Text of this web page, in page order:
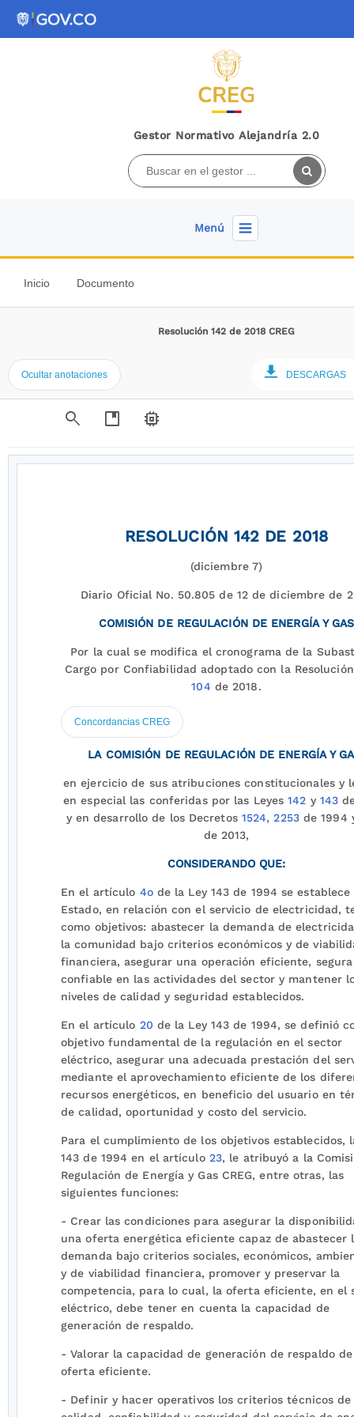
Gestor Normativo Alejandría 2.0
Menú
Inicio Documento
Resolución 142 de 2018 CREG
Ocultar anotaciones DESCARGAS
search developer_guide memory
RESOLUCIÓN 142 DE 2018
(diciembre 7)
Diario Oficial No. 50.805 de 12 de diciembre de
COMISIÓN DE REGULACIÓN DE ENERGÍA Y GAS
Por la cual se modifica el cronograma de la
Cargo por Confiabilidad adoptado con la Resolución
104 de 2018.
Concordancias CREG
LA COMISIÓN DE REGULACIÓN DE ENERGÍA Y
en ejercicio de sus atribuciones constitucionales y
en especial las conferidas por las Leyes142 y 143
y en desarrollo de los Decretos 1524,2253de 1994
de 2013,
CONSIDERANDO QUE:
En el artículo 4ode la Ley 143 de 1994 se establece
Estado, en relación con el servicio de electricidad,
como objetivos: abastecer la demanda de
la comunidad bajo criterios económicos y de
financiera, asegurar una operación eficiente,
confiable en las actividades del sector y mantener
niveles de calidad y seguridad establecidos.
En el artículo 20 de la Ley 143 de 1994, se definió
objetivo fundamental de la regulación en el sector
eléctrico, asegurar una adecuada prestación del
mediante el aprovechamiento eficiente de los
recursos energéticos, en beneficio del usuario en
de calidad, oportunidad y costo del servicio.
Para el cumplimiento de los objetivos establecidos,
143 de 1994 en el artículo 23, le atribuyó a la
Regulación de Energía y Gas CREG, entre otras, las
siguientes funciones:
- Crear las condiciones para asegurar la
una oferta energética eficiente capaz de abastecer
demanda bajo criterios sociales, económicos,
y de viabilidad financiera, promover y preservar la
competencia, para lo cual, la oferta eficiente, en el
eléctrico, debe tener en cuenta la capacidad de
generación de respaldo.
- Valorar la capacidad de generación de respaldo
oferta eficiente.
- Definir y hacer operativos los criterios técnicos de